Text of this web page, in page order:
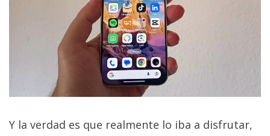
Y la verdad es que realmente lo iba a disfrutar,